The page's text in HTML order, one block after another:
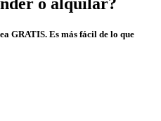
GRATIS. Es más fácil de lo que